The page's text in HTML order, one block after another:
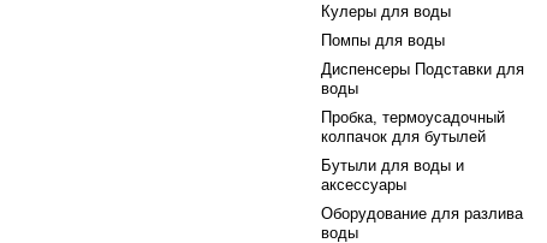
Кулеры для воды
Помпы для воды
Диспенсеры Подставки для
воды
Пробка, термоусадочный
колпачок для бутылей
Бутыли для воды и
аксессуары
Оборудование для разлива
воды